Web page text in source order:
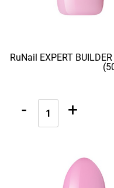
RuNail EXPERT
- +